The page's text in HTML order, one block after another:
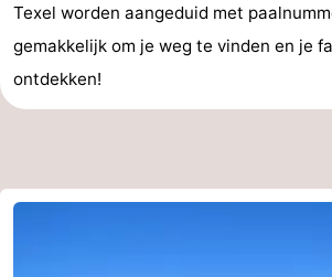
Texel worden aangeduid met
gemakkelijk om je weg te vinden en je
ontdekken!